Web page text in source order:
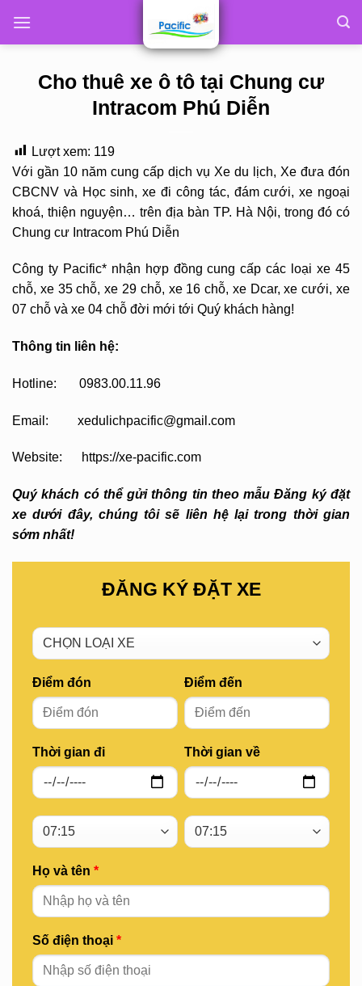
Cho thuê xe ô tô tại Chung cư
Intracom Phú Diễn
Lượt xem: 119
Với gần 10 năm cung cấp dịch vụ Xe du lịch, Xe đưa đón
CBCNV và Học sinh, xe đi công tác, đám cưới, xe ngoại
khoá, thiện nguyện… trên địa bàn TP. Hà Nội, trong đó có
Chung cư Intracom Phú Diễn
Công ty Pacific* nhận hợp đồng cung cấp các loại xe 45
chỗ, xe 35 chỗ, xe 29 chỗ, xe 16 chỗ, xe Dcar, xe cưới, xe
07 chỗ và xe 04 chỗ đời mới tới Quý khách hàng!
Thông tin liên hệ:
Hotline: 0983.00.11.96
Email: xedulichpacific@gmail.com
Website: https://xe-pacific.com
Quý khách có thể gửi thông tin theo mẫu Đăng ký đặt
xe dưới đây, chúng tôi sẽ liên hệ lại trong thời gian
sớm nhất!
ĐĂNG KÝ ĐẶT XE
Điểm đón
Thời gian đi
Điểm đến
Thời gian về
Họ và tên *
Số điện thoại *